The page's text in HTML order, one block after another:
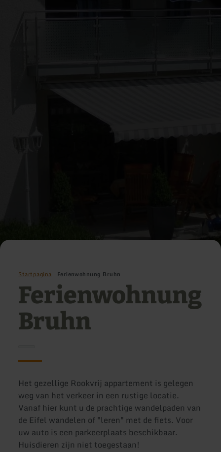
Startpagina Ferienwohnung Bruhn
Ferienwohnung
Bruhn
Het gezellige Rookvrij appartement is gelegen
weg van het verkeer in een rustige locatie.
Vanaf hier kunt u de prachtige wandelpaden van
de Eifel wandelen of "leren" met de fiets. Voor
uw auto is een parkeerplaats beschikbaar.
Huisdieren zijn niet toegestaan!